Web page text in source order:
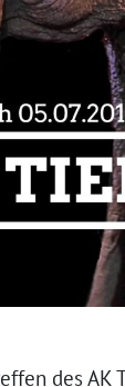
des